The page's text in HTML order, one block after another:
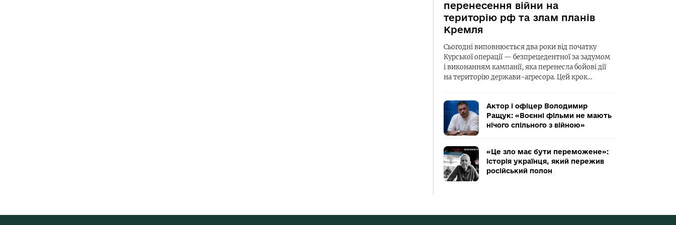
перенесення війни на
територію рф та злам планів
Кремля
Сьогодні виповнюється два роки від початку
Курської операції — безпрецедентної за задумом
і виконанням кампанії, яка перенесла бойові дії
на територію держави-агресора. Цей крок…
Актор і офіцер Володимир
Ращук: «Воєнні фільми не мають
нічого спільного з війною»
«Це зло має бути переможене»:
історія українця, який пережив
російський полон